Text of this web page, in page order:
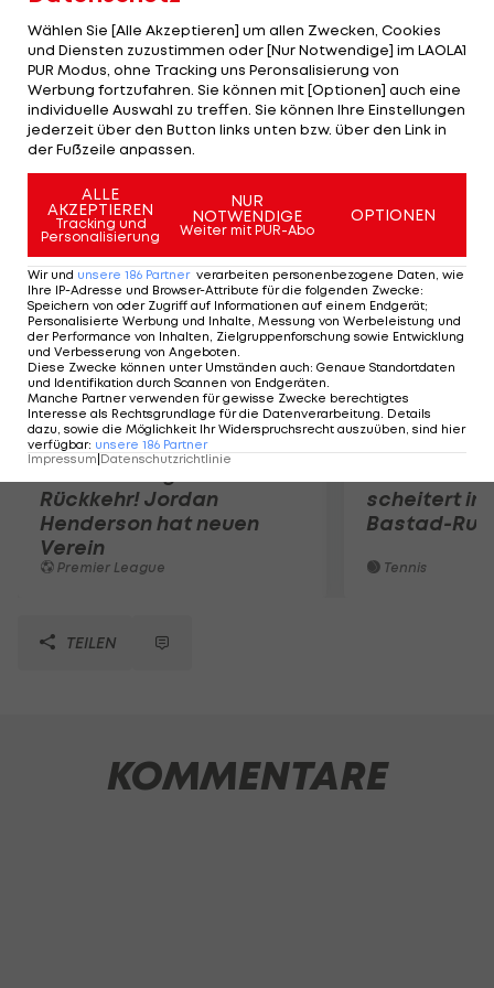
nur ein One-Night-Stand geworden", sagt
Organisator Lieven Scheire. "Wir hatten aber
einen tollen Abend. Nun warten wir auf unseren
nächsten Mieter." Der Erlös geht jeweils
vollumfänglich an das Kinderhilfswerk UNICEF.
Mehr zum Thema
Rückkehr! Jordan
Henderson hat neuen
Verein
Premier League
scheitert in
Bastad-
Tennis
TEILEN
KOMMENTARE
Wählen Sie [Alle Akzeptieren] um allen Zwecken, Cookies
und Diensten zuzustimmen oder [Nur Notwendige] im LAOLA1
PUR Modus, ohne Tracking uns Peronsalisierung von
Werbung fortzufahren. Sie können mit [Optionen] auch eine
individuelle Auswahl zu treffen. Sie können Ihre Einstellungen
jederzeit über den Button links unten bzw. über den Link in
der Fußzeile anpassen.
ALLE
AKZEPTIEREN
Tracking und
Personalisierung
NUR
NOTWENDIGE
Weiter mit PUR-Abo
OPTIONEN
Wir und unsere 186 Partner verarbeiten personenbezogene Daten, wie
Ihre IP-Adresse und Browser-Attribute für die folgenden Zwecke:
Speichern von oder Zugriff auf Informationen auf einem Endgerät;
Personalisierte Werbung und Inhalte, Messung von Werbeleistung und
der Performance von Inhalten, Zielgruppenforschung sowie Entwicklung
und Verbesserung von Angeboten.
Diese Zwecke können unter Umständen auch: Genaue Standortdaten
und Identifikation durch Scannen von Endgeräten.
Manche Partner verwenden für gewisse Zwecke berechtigtes
Interesse als Rechtsgrundlage für die Datenverarbeitung. Details
dazu, sowie die Möglichkeit Ihr Widerspruchsrecht auszuüben, sind hier
verfügbar: unsere 186 Partner
Impressum Datenschutzrichtlinie